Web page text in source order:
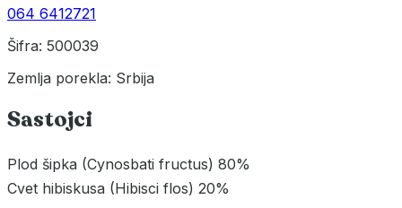
064 6412721
Šifra: 500039
Zemlja porekla: Srbija
Sastojci
Plod šipka (Cynosbati fructus) 80%
Cvet hibiskusa (Hibisci flos) 20%